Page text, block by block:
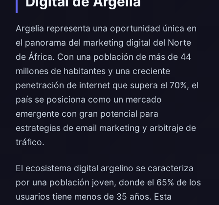
Argelia representa una oportunidad única en
el panorama del marketing digital del Norte
de África. Con una población de más de 44
millones de habitantes y una creciente
penetración de internet que supera el 70%, el
país se posiciona como un mercado
emergente con gran potencial para
estrategias de email marketing y arbitraje de
tráfico.
El ecosistema digital argelino se caracteriza
por una población joven, donde el 65% de los
usuarios tiene menos de 35 años. Esta